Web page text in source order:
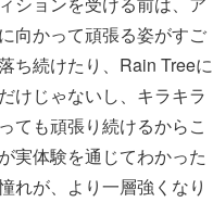
向かって頑張る姿がすご
ち続けたり、Rain Treeに
けじゃないし、キラキラ
ても頑張り続けるからこ
実体験を通じてわかった
れが、より一層強くなり